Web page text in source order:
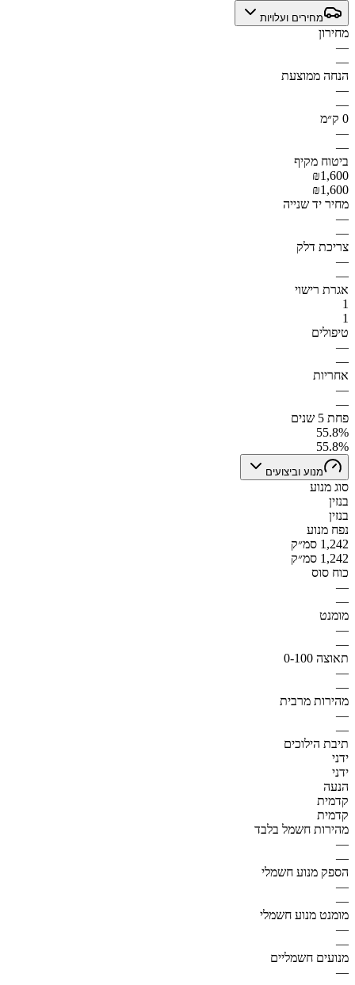
מחירים ועלויות
מחירון
—
—
הנחה ממוצעת
—
—
0 ק״מ
—
—
ביטוח מקיף
₪1,600
₪1,600
מחיר יד שנייה
—
—
צריכת דלק
—
—
אגרת רישוי
1
1
טיפולים
—
—
אחריות
—
—
פחת 5 שנים
55.8%
55.8%
מנוע וביצועים
סוג מנוע
בנזין
בנזין
נפח מנוע
1,242 סמ״ק
1,242 סמ״ק
כוח סוס
—
—
מומנט
—
—
תאוצה 0-100
—
—
מהירות מרבית
—
—
תיבת הילוכים
ידני
ידני
הנעה
קדמית
קדמית
מהירות חשמל בלבד
—
—
הספק מנוע חשמלי
—
—
מומנט מנוע חשמלי
—
—
מנועים חשמליים
—